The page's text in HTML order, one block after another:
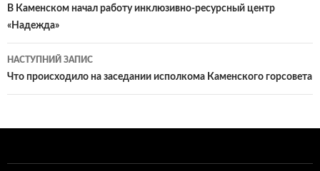
по
записам
В Каменском начал работу инклюзивно-ресурсный центр
«Надежда»
НАСТУПНИЙ ЗАПИС
Что происходило на заседании исполкома Каменского горсовета